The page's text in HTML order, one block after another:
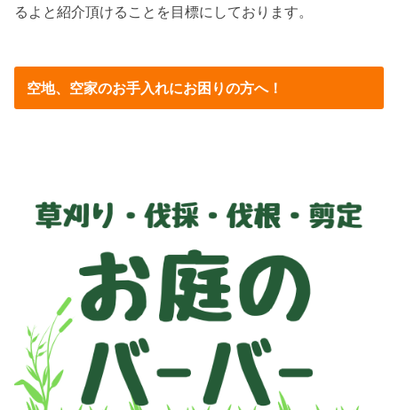
るよと紹介頂けることを目標にしております。
空地、空家のお手入れにお困りの方へ！